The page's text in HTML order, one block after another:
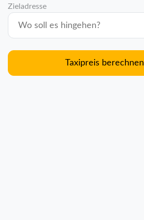
Zieladresse
Taxipreis berechnen